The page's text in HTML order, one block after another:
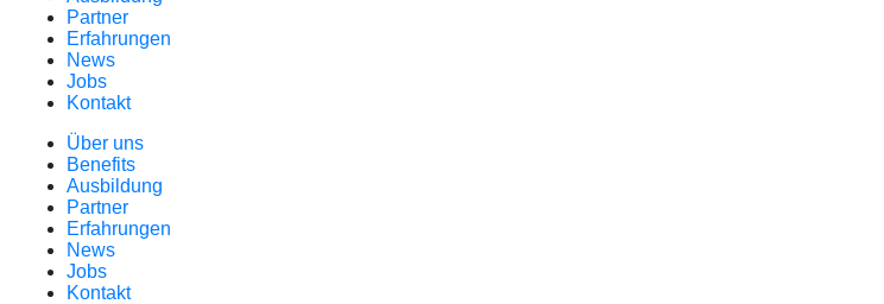
Partner
Erfahrungen
News
Jobs
Kontakt
Über uns
Benefits
Ausbildung
Partner
Erfahrungen
News
Jobs
Kontakt